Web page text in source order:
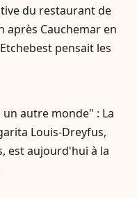
du restaurant de
après Cauchemar en
pensait les
un autre monde" : La
Louis-Dreyfus,
est aujourd'hui à la